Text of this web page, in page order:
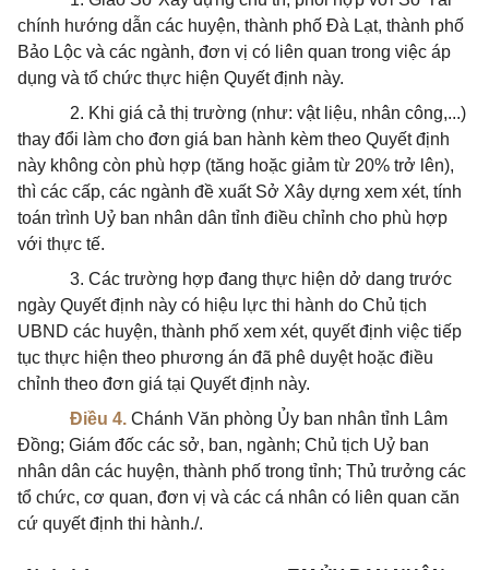
chính hướng dẫn các huyện, thành phố Đà Lạt, thành phố
Bảo Lộc và các ngành, đơn vị có liên quan trong việc áp
dụng và tổ chức thực hiện Quyết định này.
2. Khi giá cả thị trường (như: vật liệu, nhân công,...)
thay đổi làm cho đơn giá ban hành kèm theo Quyết định
này không còn phù hợp (tăng hoặc giảm từ 20% trở lên),
thì các cấp, các ngành đề xuất Sở Xây dựng xem xét, tính
toán trình Uỷ ban nhân dân tỉnh điều chỉnh cho phù hợp
với thực tế.
3. Các trường hợp đang thực hiện dở dang trước
ngày Quyết định này có hiệu lực thi hành do Chủ tịch
UBND các huyện, thành phố xem xét, quyết định việc tiếp
tục thực hiện theo phương án đã phê duyệt hoặc điều
chỉnh theo đơn giá tại Quyết định này.
Điều 4. Chánh Văn phòng Ủy ban nhân tỉnh Lâm
Đồng; Giám đốc các sở, ban, ngành; Chủ tịch Uỷ ban
nhân dân các huyện, thành phố trong tỉnh; Thủ trưởng các
tổ chức, cơ quan, đơn vị và các cá nhân có liên quan căn
cứ quyết định thi hành./.